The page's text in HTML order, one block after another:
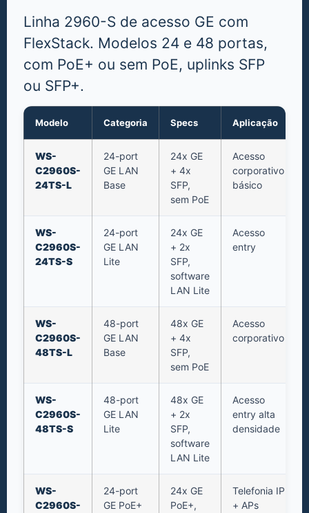
Linha 2960-S de acesso GE com
FlexStack. Modelos 24 e 48 portas,
com PoE+ ou sem PoE, uplinks SFP
ou SFP+.
Modelo Categoria Specs Aplicação
WS-
C2960S-
24TS-L
24-port
GE LAN
Base
24x GE
+ 4x
SFP,
sem PoE
Acesso
corporativo
básico
WS-
C2960S-
24TS-S
24-port
GE LAN
Lite
24x GE
+ 2x
SFP,
software
LAN Lite
Acesso
entry
WS-
C2960S-
48TS-L
48-port
GE LAN
Base
48x GE
+ 4x
SFP,
sem PoE
Acesso
corporativo
WS-
C2960S-
48TS-S
48-port
GE LAN
Lite
48x GE
+ 2x
SFP,
software
LAN Lite
Acesso
entry alta
densidade
WS-
C2960S-
24-port
GE PoE+
24x GE
PoE+,
Telefonia IP
+ APs